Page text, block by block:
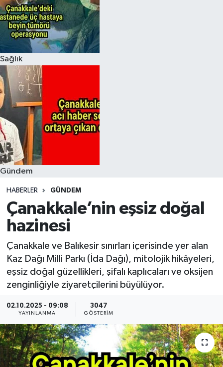
Sağlık
Gündem
HABERLER GÜNDEM
Çanakkale’nin eşsiz doğal
hazinesi
Çanakkale ve Balıkesir sınırları içerisinde yer alan
Kaz Dağı Milli Parkı (İda Dağı), mitolojik hikâyeleri,
eşsiz doğal güzellikleri, şifalı kaplıcaları ve oksijen
zenginliğiyle ziyaretçilerini büyülüyor.
02.10.2025 - 09:08
YAYINLANMA
3047
GÖSTERIM